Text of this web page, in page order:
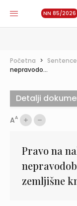
NN 85/2026
Početna > Sentence
nepravodo...
AA
Pravo na
zemljišne
Detalji